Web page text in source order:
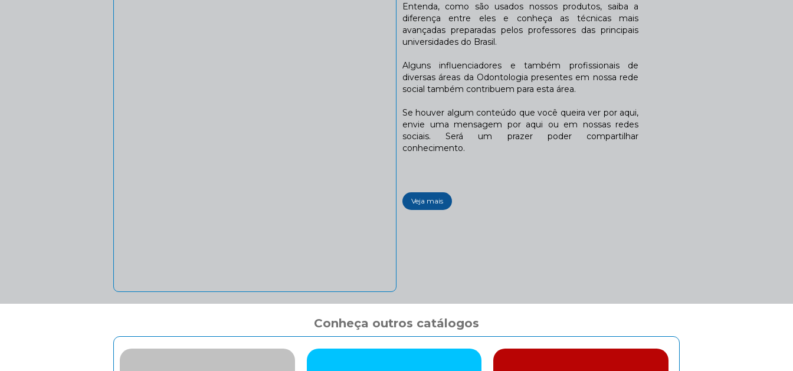
Entenda, como são usados nossos produtos, saiba a
diferença entre eles e conheça as técnicas mais
avançadas preparadas pelos professores das principais
universidades do Brasil.
Alguns influenciadores e também profissionais de
diversas áreas da Odontologia presentes em nossa rede
social também contribuem para esta área.
Se houver algum conteúdo que você queira ver por aqui,
envie uma mensagem por aqui ou em nossas redes
sociais. Será um prazer poder compartilhar
conhecimento.
Veja mais
Conheça outros catálogos